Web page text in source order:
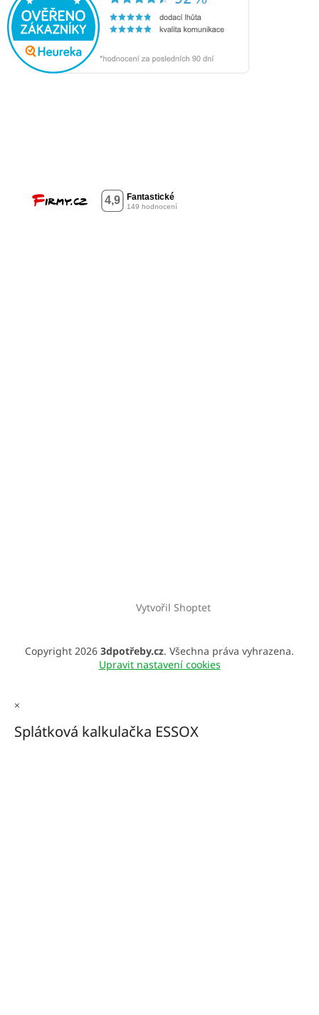
Vytvořil Shoptet
Copyright 2026 3dpotřeby.cz. Všechna práva vyhrazena.
Upravit nastavení cookies
×
Splátková kalkulačka ESSOX